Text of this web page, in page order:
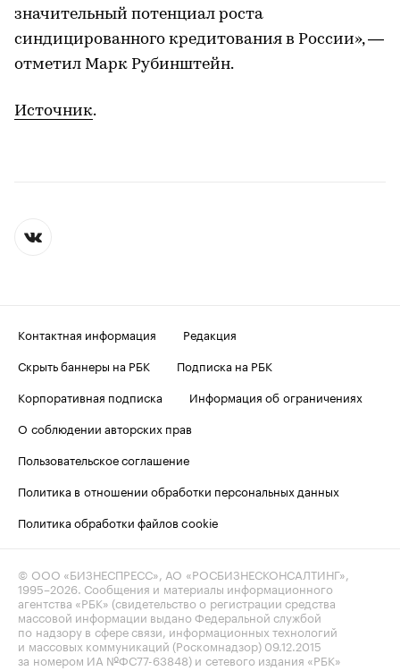
значительный потенциал роста
синдицированного кредитования в России», —
отметил Марк Рубинштейн.
Источник.
Контактная информация
Редакция
Скрыть баннеры на РБК
Подписка на РБК
Корпоративная подписка
Информация об ограничениях
О соблюдении авторских прав
Пользовательское соглашение
Политика в отношении обработки персональных данных
Политика обработки файлов cookie
© ООО «БИЗНЕСПРЕСС», АО «РОСБИЗНЕСКОНСАЛТИНГ»,
1995–2026. Сообщения и материалы информационного
агентства «РБК» (свидетельство о регистрации средства
массовой информации выдано Федеральной службой
по надзору в сфере связи, информационных технологий
и массовых коммуникаций (Роскомнадзор) 09.12.2015
за номером ИА №ФС77-63848) и сетевого издания «РБК»